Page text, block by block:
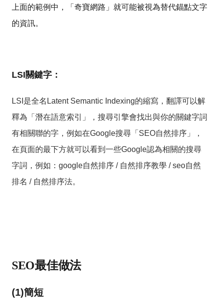
上面的範例中，「奇寶網路」就可能被視為替代錨點文字
的資訊。
LSI關鍵字：
LSI是全名Latent Semantic Indexing的縮寫，翻譯可以解
釋為「潛在語意索引」，搜尋引擎會找出與你的關鍵字詞
有相關聯的字，例如在Google搜尋「SEO自然排序」，
在頁面的最下方就可以看到一些Google認為相關的搜尋
字詞，例如：google自然排序 / 自然排序教學 / seo自然
排名 / 自然排序法。
SEO最佳做法
(1)簡短